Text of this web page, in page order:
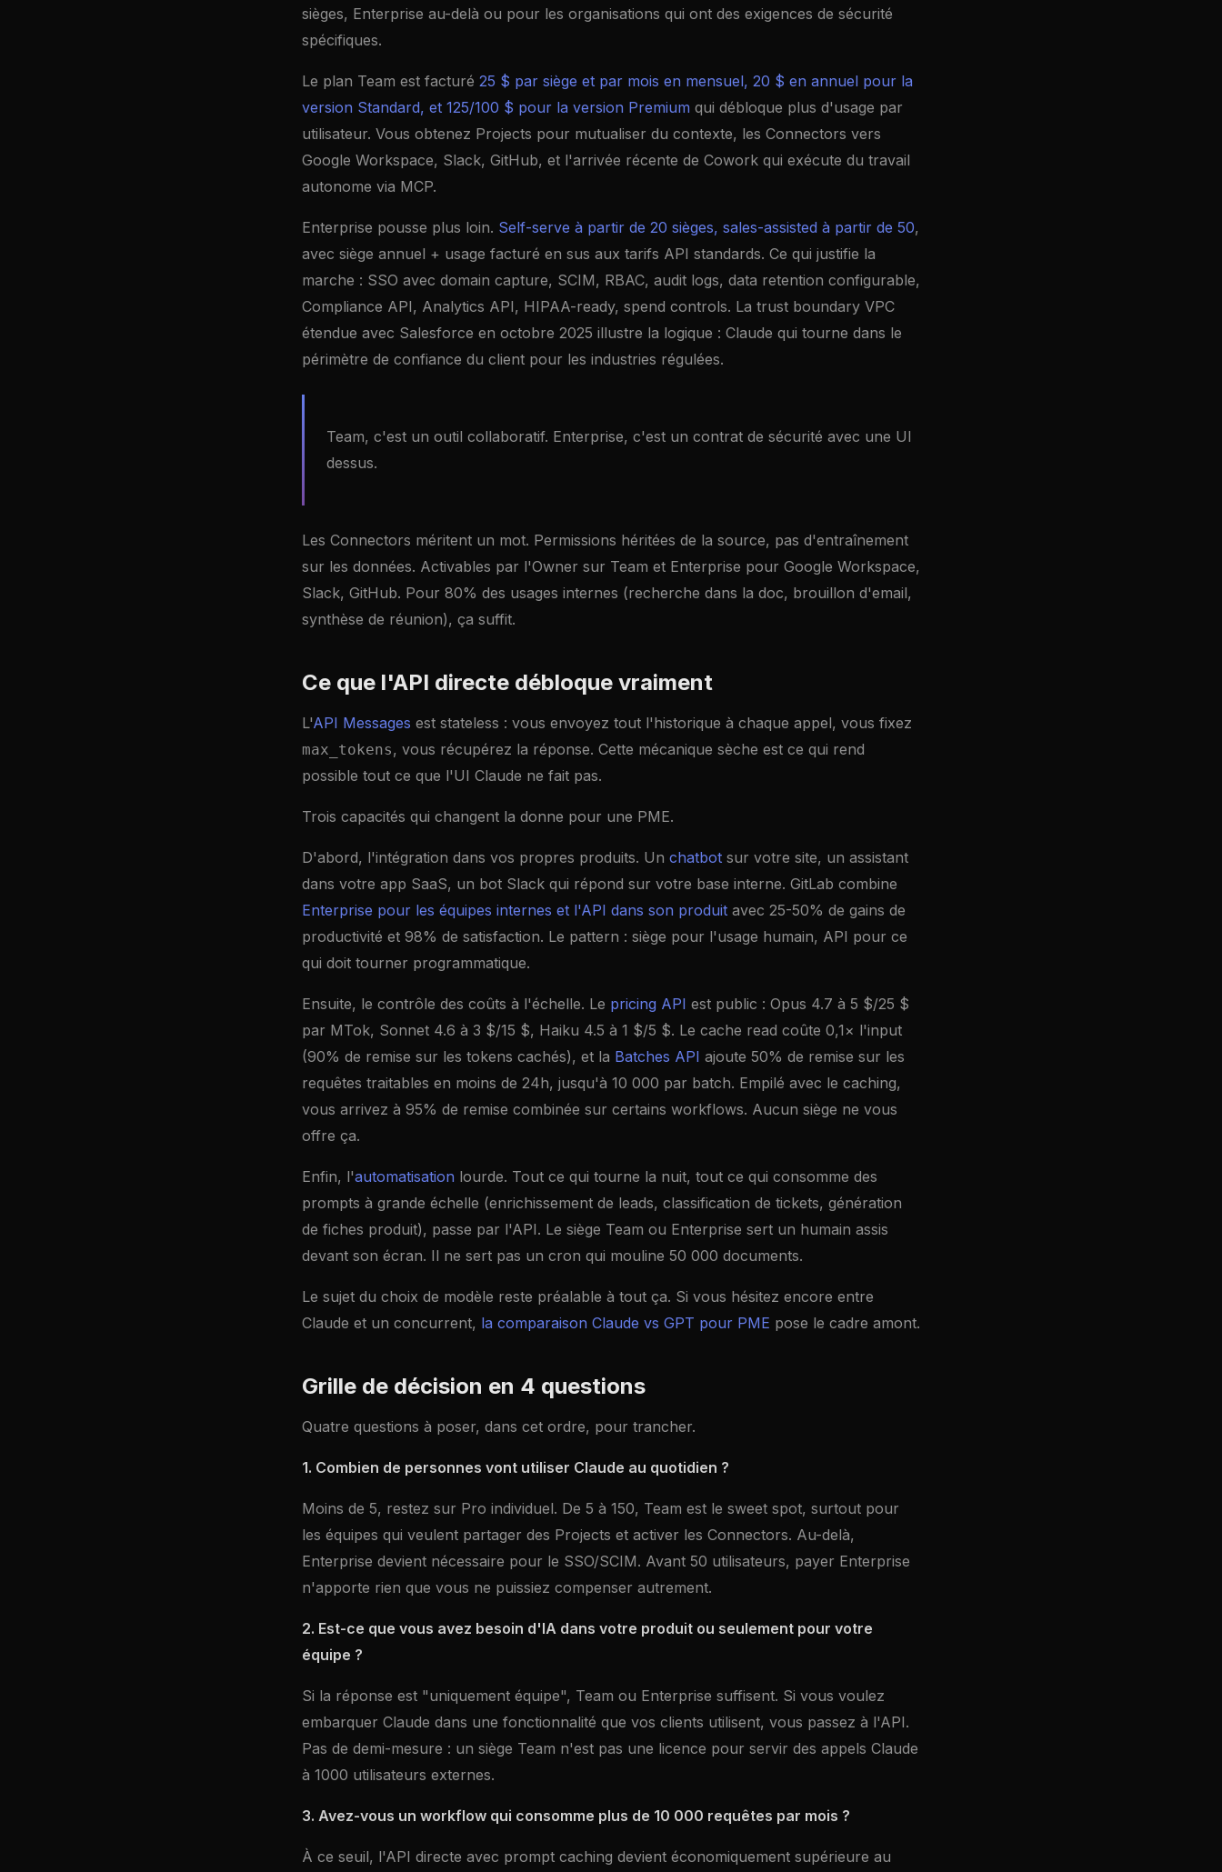
sièges, Enterprise au-delà ou pour les organisations qui ont des exigences de sécurité
spécifiques.
Le plan Team est facturé 25 $ par siège et par mois en mensuel, 20 $ en annuel pour la
version Standard, et 125/100 $ pour la version Premium qui débloque plus d'usage par
utilisateur. Vous obtenez Projects pour mutualiser du contexte, les Connectors vers
Google Workspace, Slack, GitHub, et l'arrivée récente de Cowork qui exécute du travail
autonome via MCP.
Enterprise pousse plus loin. Self-serve à partir de 20 sièges, sales-assisted à partir de 50,
avec siège annuel + usage facturé en sus aux tarifs API standards. Ce qui justifie la
marche : SSO avec domain capture, SCIM, RBAC, audit logs, data retention configurable,
Compliance API, Analytics API, HIPAA-ready, spend controls. La trust boundary VPC
étendue avec Salesforce en octobre 2025 illustre la logique : Claude qui tourne dans le
périmètre de confiance du client pour les industries régulées.
Team, c'est un outil collaboratif. Enterprise, c'est un contrat de sécurité avec une UI
dessus.
Les Connectors méritent un mot. Permissions héritées de la source, pas d'entraînement
sur les données. Activables par l'Owner sur Team et Enterprise pour Google Workspace,
Slack, GitHub. Pour 80% des usages internes (recherche dans la doc, brouillon d'email,
synthèse de réunion), ça suffit.
Ce que l'API directe débloque vraiment
L'API Messages est stateless : vous envoyez tout l'historique à chaque appel, vous fixez
max_tokens, vous récupérez la réponse. Cette mécanique sèche est ce qui rend
possible tout ce que l'UI Claude ne fait pas.
Trois capacités qui changent la donne pour une PME.
D'abord, l'intégration dans vos propres produits. Un chatbot sur votre site, un assistant
dans votre app SaaS, un bot Slack qui répond sur votre base interne. GitLab combine
Enterprise pour les équipes internes et l'API dans son produit avec 25-50% de gains de
productivité et 98% de satisfaction. Le pattern : siège pour l'usage humain, API pour ce
qui doit tourner programmatique.
Ensuite, le contrôle des coûts à l'échelle. Le pricing API est public : Opus 4.7 à 5 $/25 $
par MTok, Sonnet 4.6 à 3 $/15 $, Haiku 4.5 à 1 $/5 $. Le cache read coûte 0,1× l'input
(90% de remise sur les tokens cachés), et la Batches API ajoute 50% de remise sur les
requêtes traitables en moins de 24h, jusqu'à 10 000 par batch. Empilé avec le caching,
vous arrivez à 95% de remise combinée sur certains workflows. Aucun siège ne vous
offre ça.
Enfin, l'automatisation lourde. Tout ce qui tourne la nuit, tout ce qui consomme des
prompts à grande échelle (enrichissement de leads, classification de tickets, génération
de fiches produit), passe par l'API. Le siège Team ou Enterprise sert un humain assis
devant son écran. Il ne sert pas un cron qui mouline 50 000 documents.
Le sujet du choix de modèle reste préalable à tout ça. Si vous hésitez encore entre
Claude et un concurrent, la comparaison Claude vs GPT pour PME pose le cadre amont.
Grille de décision en 4 questions
Quatre questions à poser, dans cet ordre, pour trancher.
1. Combien de personnes vont utiliser Claude au quotidien ?
Moins de 5, restez sur Pro individuel. De 5 à 150, Team est le sweet spot, surtout pour
les équipes qui veulent partager des Projects et activer les Connectors. Au-delà,
Enterprise devient nécessaire pour le SSO/SCIM. Avant 50 utilisateurs, payer Enterprise
n'apporte rien que vous ne puissiez compenser autrement.
2. Est-ce que vous avez besoin d'IA dans votre produit ou seulement pour votre
équipe ?
Si la réponse est "uniquement équipe", Team ou Enterprise suffisent. Si vous voulez
embarquer Claude dans une fonctionnalité que vos clients utilisent, vous passez à l'API.
Pas de demi-mesure : un siège Team n'est pas une licence pour servir des appels Claude
à 1000 utilisateurs externes.
3. Avez-vous un workflow qui consomme plus de 10 000 requêtes par mois ?
À ce seuil, l'API directe avec prompt caching devient économiquement supérieure au